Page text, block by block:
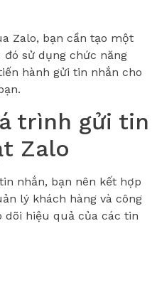
Zalo, bạn cần tạo một
đó sử dụng chức năng
hành gửi tin nhắn cho
trình gửi tin
Zalo
nhắn, bạn nên kết hợp
lý khách hàng và công
hiệu quả của các tin